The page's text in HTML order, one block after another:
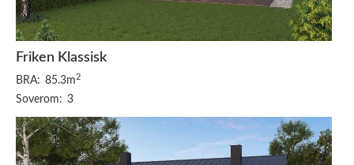
Friken Klassisk
BRA: 85.3m 2
Soverom: 3